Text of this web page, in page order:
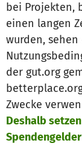
bei Projekten,
einen langen
wurden, sehen
der gut.org
Zwecke
Deshalb